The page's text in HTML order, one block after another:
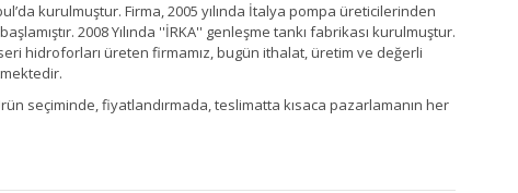
kurulmuştur. Firma, 2005 yılında İtalya pompa üreticilerinden
2008 Yılında ''İRKA'' genleşme tankı fabrikası kurulmuştur.
hidroforları üreten firmamız, bugün ithalat, üretim ve değerli
seçiminde, fiyatlandırmada, teslimatta kısaca pazarlamanın her